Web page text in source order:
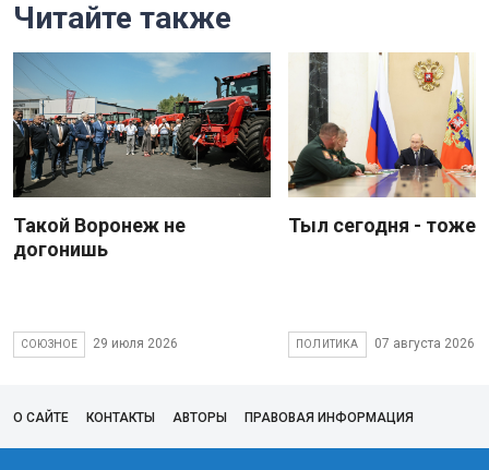
Читайте также
Такой Воронеж не
догонишь
СОЮЗНОЕ 29 июля 2026
Тыл сегодня - тоже
ПОЛИТИКА 07 августа 2026
О САЙТЕ КОНТАКТЫ АВТОРЫ ПРАВОВАЯ ИНФОРМАЦИЯ